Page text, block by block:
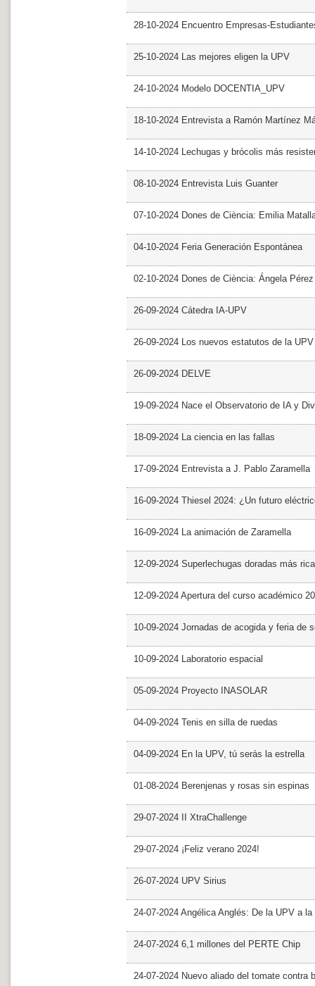
28-10-2024 Encuentro Empresas-
25-10-2024 Las mejores eligen la UPV
24-10-2024 Modelo DOCENTIA_UPV
18-10-2024 Entrevista a Ramón Martínez
14-10-2024 Lechugas y brócolis más
08-10-2024 Entrevista Luis Guanter
07-10-2024 Dones de Ciència: Emilia
04-10-2024 Feria Generación Espontánea
02-10-2024 Dones de Ciència: Ángela Pérez
26-09-2024 Cátedra IA-UPV
26-09-2024 Los nuevos estatutos de la
26-09-2024 DELVE
19-09-2024 Nace el Observatorio de IA y
18-09-2024 La ciencia en las fallas
17-09-2024 Entrevista a J. Pablo Zaramella
16-09-2024 Thiesel 2024: ¿Un futuro
16-09-2024 La animación de Zaramella
12-09-2024 Superlechugas doradas más
12-09-2024 Apertura del curso académico
10-09-2024 Jornadas de acogida y feria de
10-09-2024 Laboratorio espacial
05-09-2024 Proyecto INASOLAR
04-09-2024 Tenis en silla de ruedas
04-09-2024 En la UPV, tú serás la estrella
01-08-2024 Berenjenas y rosas sin espinas
29-07-2024 II XtraChallenge
29-07-2024 ¡Feliz verano 2024!
26-07-2024 UPV Sirius
24-07-2024 Angélica Anglés: De la UPV a
24-07-2024 6,1 millones del PERTE Chip
24-07-2024 Nuevo aliado del tomate contra